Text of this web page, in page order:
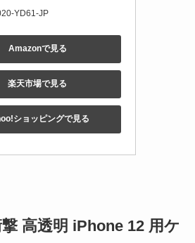
YD61-JP
Amazonで見る
楽天市場で見る
ショッピングで見る
高透明 iPhone 12 用ケ